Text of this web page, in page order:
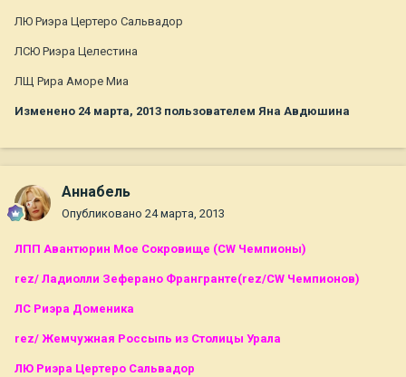
ЛЮ Риэра Цертеро Сальвадор
ЛСЮ Риэра Целестина
ЛЩ Рира Аморе Миа
Изменено 24 марта, 2013 пользователем Яна Авдюшина
Aннaбель
Опубликовано 24 марта, 2013
ЛПП Авантюрин Мое Сокровище (CW Чемпионы)
rez/ Ладиолли Зеферано Франгранте(rez/CW Чемпионов)
ЛС Риэра Доменика
rez/ Жемчужная Россыпь из Столицы Урала
ЛЮ Риэра Цертеро Сальвадор